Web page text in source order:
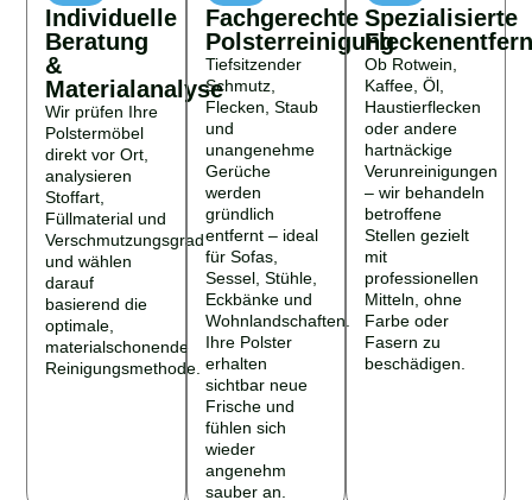
Individuelle
Beratung
&
Materialanalyse
Wir prüfen Ihre
Polstermöbel
direkt vor Ort,
analysieren
Stoffart,
Füllmaterial und
Verschmutzungsgrad
und wählen
darauf
basierend die
optimale,
materialschonende
Reinigungsmethode.
Fachgerechte
Polsterreinigung
Tiefsitzender
Schmutz,
Flecken, Staub
und
unangenehme
Gerüche
werden
gründlich
entfernt – ideal
für Sofas,
Sessel, Stühle,
Eckbänke und
Wohnlandschaften.
Ihre Polster
erhalten
sichtbar neue
Frische und
fühlen sich
wieder
angenehm
sauber an.
Spezialisierte
Ob Rotwein,
Kaffee, Öl,
Haustierflecken
oder andere
hartnäckige
Verunreinigungen
– wir behandeln
betroffene
Stellen gezielt
mit
professionellen
Mitteln, ohne
Farbe oder
Fasern zu
beschädigen.